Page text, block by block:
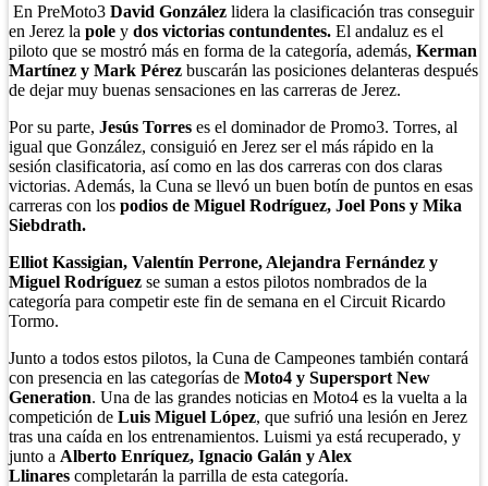
En PreMoto3 David González lidera la clasificación tras conseguir
en Jerez la pole y dos victorias contundentes. El andaluz es el
piloto que se mostró más en forma de la categoría, además, Kerman
Martínez y Mark Pérez buscarán las posiciones delanteras después
de dejar muy buenas sensaciones en las carreras de Jerez.
Por su parte, Jesús Torres es el dominador de Promo3. Torres, al
igual que González, consiguió en Jerez ser el más rápido en la
sesión clasificatoria, así como en las dos carreras con dos claras
victorias. Además, la Cuna se llevó un buen botín de puntos en esas
carreras con los podios de Miguel Rodríguez, Joel Pons y Mika
Siebdrath.
Elliot Kassigian, Valentín Perrone, Alejandra Fernández y
Miguel Rodríguez se suman a estos pilotos nombrados de la
categoría para competir este fin de semana en el Circuit Ricardo
Tormo.
Junto a todos estos pilotos, la Cuna de Campeones también contará
con presencia en las categorías de Moto4 y Supersport New
Generation. Una de las grandes noticias en Moto4 es la vuelta a la
competición de Luis Miguel López, que sufrió una lesión en Jerez
tras una caída en los entrenamientos. Luismi ya está recuperado, y
junto a Alberto Enríquez, Ignacio Galán y Alex
Llinares completarán la parrilla de esta categoría.